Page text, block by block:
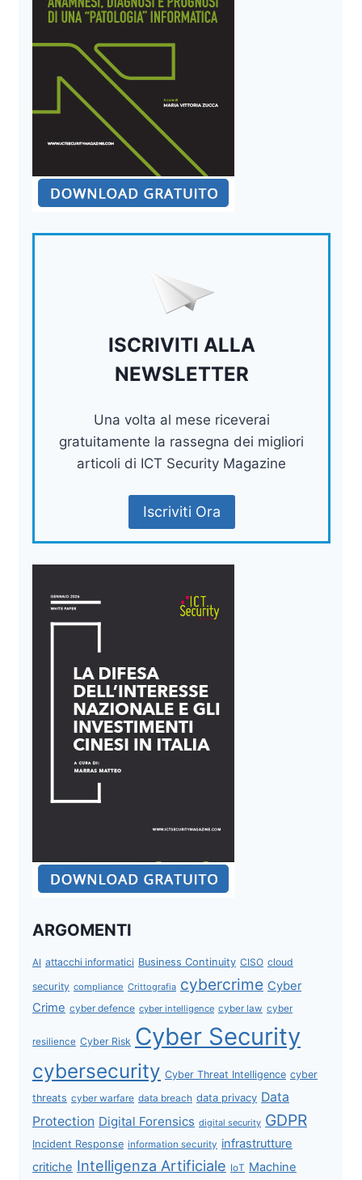
ISCRIVITI ALLA
NEWSLETTER
Una volta al mese riceverai
gratuitamente la rassegna dei migliori
articoli di ICT Security Magazine
Iscriviti Ora
ARGOMENTI
AI attacchi informatici Business Continuity CISO cloud
security compliance Crittografia cybercrime Cyber
Crime cyber defence cyber intelligence cyber law cyber
resilience Cyber Risk Cyber Security
cybersecurity Cyber Threat Intelligence cyber
threats cyber warfare data breach data privacy Data
Protection Digital Forensics digital security GDPR
Incident Response information security infrastrutture
critiche Intelligenza Artificiale IoT Machine